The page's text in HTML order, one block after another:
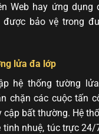
Web hay ứng dụng
bảo vệ trong
lửa đa lớp
hệ thống tường
chặn các cuộc tấn
cập bất thường. Hệ
tinh nhuệ, túc trực